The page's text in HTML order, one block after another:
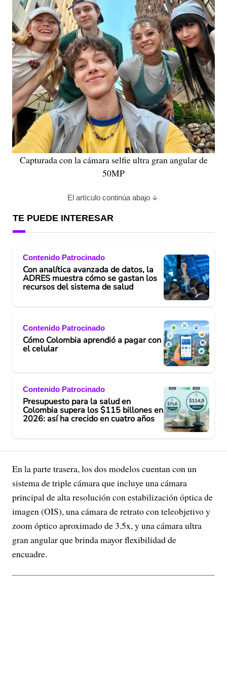
Capturada con la cámara selfie ultra gran angular de
50MP
El artículo continúa abajo
TE PUEDE INTERESAR
Contenido Patrocinado
Con analítica avanzada de datos, la
ADRES muestra cómo se gastan los
recursos del sistema de salud
Contenido Patrocinado
Cómo Colombia aprendió a pagar con
el celular
Contenido Patrocinado
Presupuesto para la salud en
Colombia supera los $115 billones en
2026: así ha crecido en cuatro años
En la parte trasera, los dos modelos cuentan con un
sistema de triple cámara que incluye una cámara
principal de alta resolución con estabilización óptica de
imagen (OIS), una cámara de retrato con teleobjetivo y
zoom óptico aproximado de 3.5x, y una cámara ultra
gran angular que brinda mayor flexibilidad de
encuadre.